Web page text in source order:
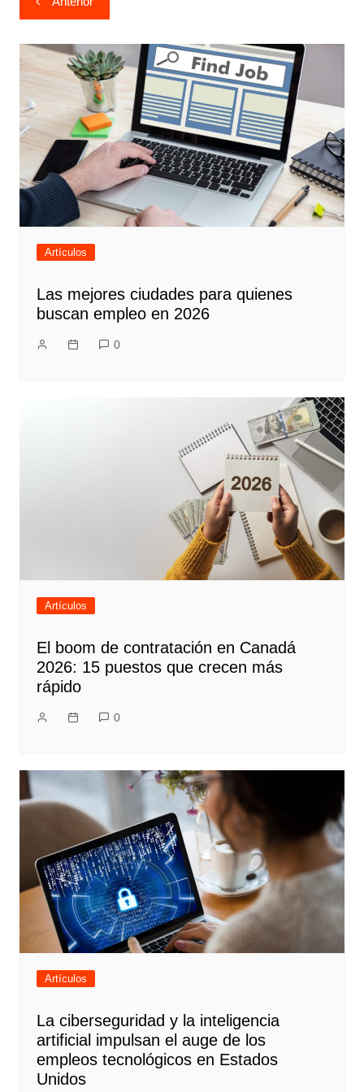
de
entradas
Artículos
Las mejores ciudades para quienes
buscan empleo en 2026
0
Artículos
El boom de contratación en Canadá
2026: 15 puestos que crecen más
rápido
0
Artículos
La ciberseguridad y la inteligencia
artificial impulsan el auge de los
empleos tecnológicos en Estados
Unidos